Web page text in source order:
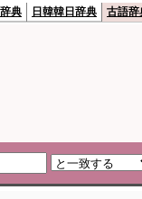
典 日韓韓日辞典 古語辞